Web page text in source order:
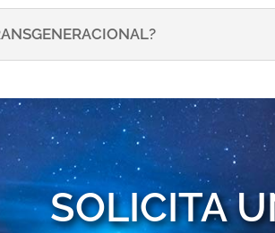
SOLICITA